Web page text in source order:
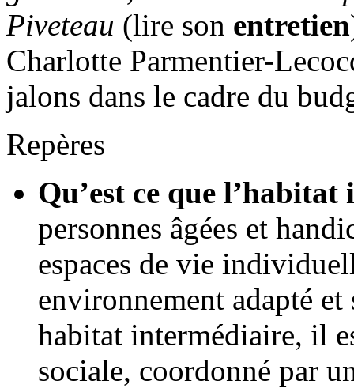
Piveteau (lire son entretien
Charlotte Parmentier-
jalons dans le cadre du
Repères
Qu’est ce que
personnes âgées et
espaces de vie
environnement adapté
habitat intermédiaire, il
sociale, coordonné par